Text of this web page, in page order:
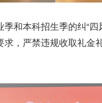
和本科招生季的纠“
，严禁违规收取礼金